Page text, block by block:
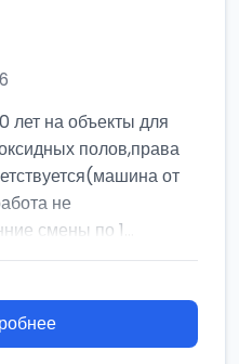
лет на объекты для
полов,права
от
не
смены по 1...